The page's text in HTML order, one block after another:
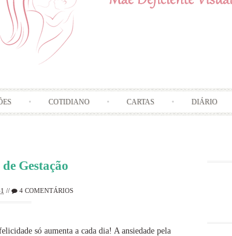
COTIDIANO CARTAS DIÁRIO
Gestação
// 4 COMENTÁRIOS
só aumenta a cada dia! A ansiedade pela